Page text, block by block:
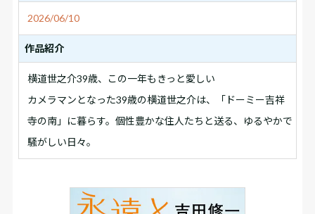
2026/06/10
作品紹介
横道世之介39歳、この一年もきっと愛しい
カメラマンとなった39歳の横道世之介は、「ドーミー吉祥
寺の南」に暮らす。個性豊かな住人たちと送る、ゆるやかで
騒がしい日々。